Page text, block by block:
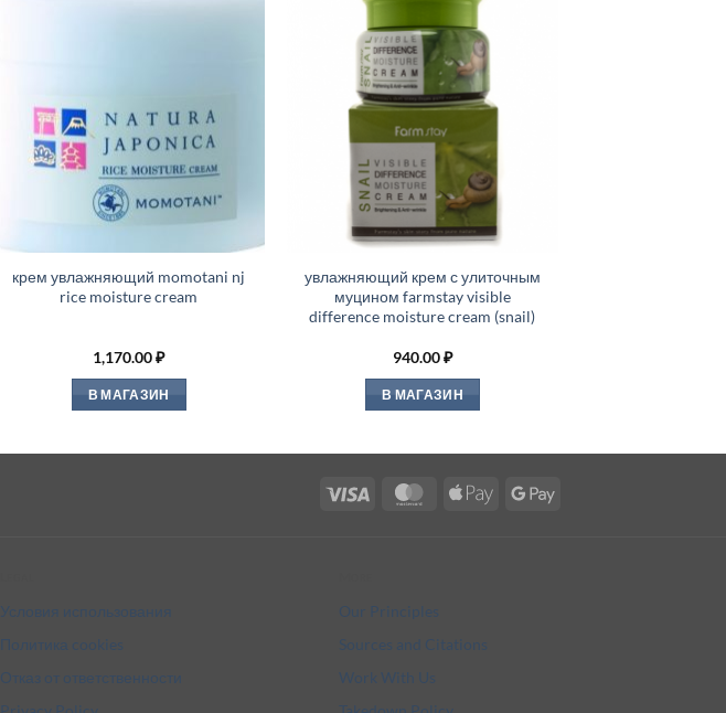
крем увлажняющий momotani nj
rice moisture cream
1,170.00₽
В МАГАЗИН
увлажняющий крем с улиточным
муцином farmstay visible
difference moisture cream (snail)
940.00₽
В МАГАЗИН
Visa MasterCardApple
Google
Условия использования
Политика cookies
Отказ от ответственности
Our Principles
Sources and Citations
Work With Us